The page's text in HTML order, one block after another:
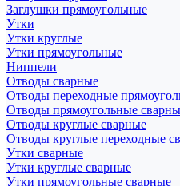
Заглушки прямоугольные
Утки
Утки круглые
Утки прямоугольные
Ниппели
Отводы сварные
Отводы переходные
Отводы прямоугольные
Отводы круглые сварные
Отводы круглые переходные
Утки сварные
Утки круглые сварные
Утки прямоугольные сварные